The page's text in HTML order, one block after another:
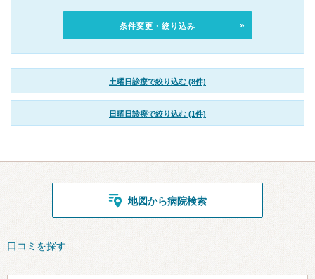
条件変更・絞り込み
土曜日診療で絞り込む (8件)
日曜日診療で絞り込む (1件)
地図から病院検索
口コミを探す